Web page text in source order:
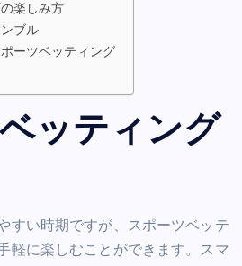
楽しみ方
ブル
ーツベッティング
ッティング
すい時期ですが、スポーツベッテ
軽に楽しむことができます。スマ